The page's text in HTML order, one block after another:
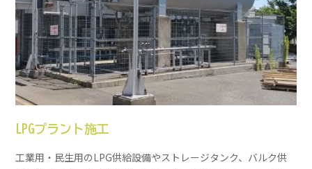
LPGプラント施工
工業用・民生用のLPG供給設備やストレージタンク、バルク供